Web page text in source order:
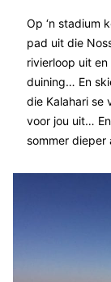
Op ‘n stadium
pad uit die
rivierloop uit en
duining… En
die Kalahari se
voor jou uit…
sommer dieper